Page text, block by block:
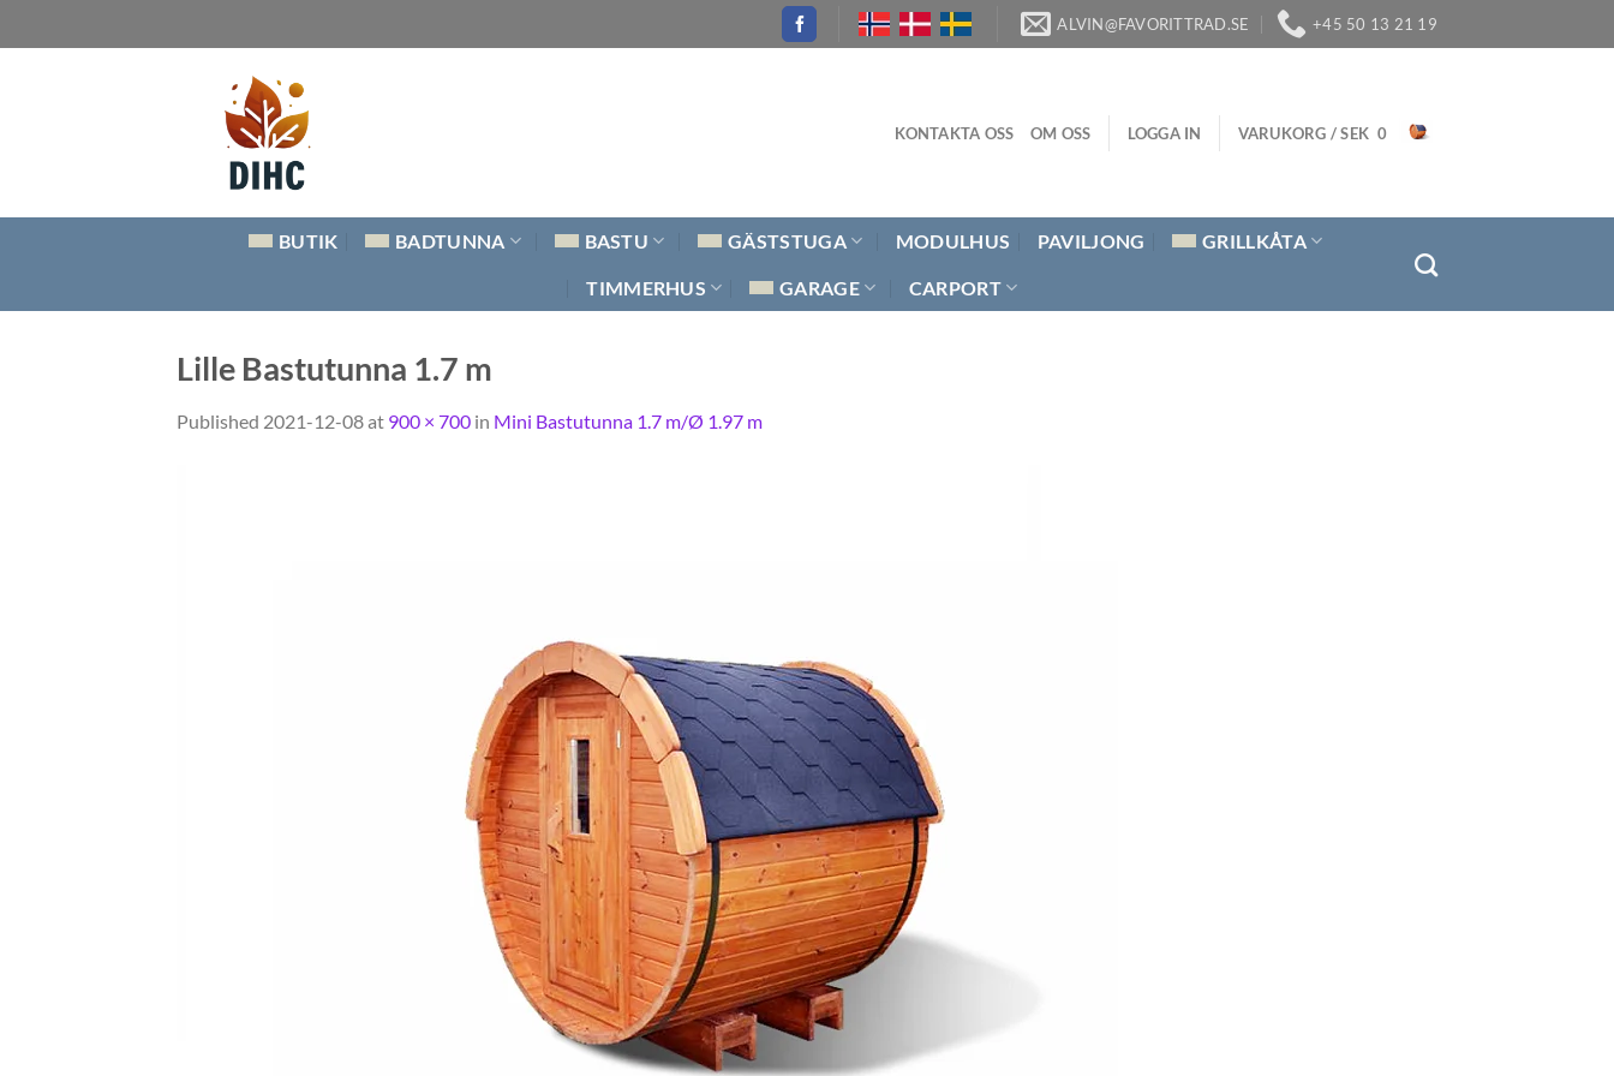
to
ALVIN@FAVORITTRAD.SE +45 50 13 21 19
KONTAKTA OSS OM OSS LOGGA IN VARUKORG /SEK 0
BUTIK BADTUNNA BASTU GÄSTSTUGA MODULHUS PAVILJONG GRILLKÅTA
TIMMERHUS GARAGE CARPORT
Lille Bastutunna 1.7 m
Published 2021-12-08at 900 × 700 in Mini Bastutunna 1.7 m/Ø 1.97 m